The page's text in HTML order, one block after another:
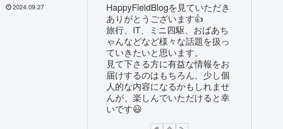
2024.09.27
HappyFieldBlogを見ていただき
ありがとうございます👍
旅行、IT、ミニ四駆、おばあち
ゃんなどなど様々な話題を扱っ
ていきたいと思います。
見て下さる方に有益な情報をお
届けするのはもちろん、少し個
人的な内容になるかもしれませ
んが、楽しんでいただけると幸
いです😃